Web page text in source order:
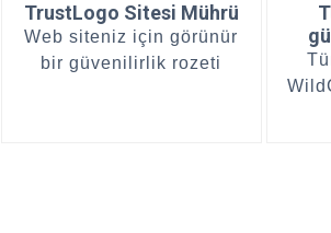
TrustLogo Sitesi Mührü
Web siteniz için görünür
bir güvenilirlik rozeti